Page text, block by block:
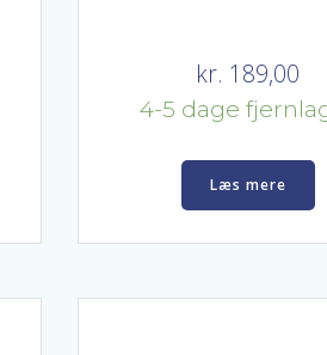
kr. 189,00
4-5 dage
Læs mere